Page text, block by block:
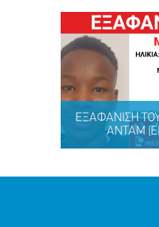
ΕΞΑΦΑΝΙΣΗ
ΑΝΤΑΜ